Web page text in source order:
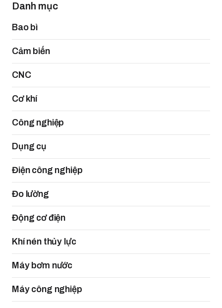
Danh mục
Bao bì
Cảm biến
CNC
Cơ khí
Công nghiệp
Dụng cụ
Điện công nghiệp
Đo lường
Động cơ điện
Khí nén thủy lực
Máy bơm nước
Máy công nghiệp